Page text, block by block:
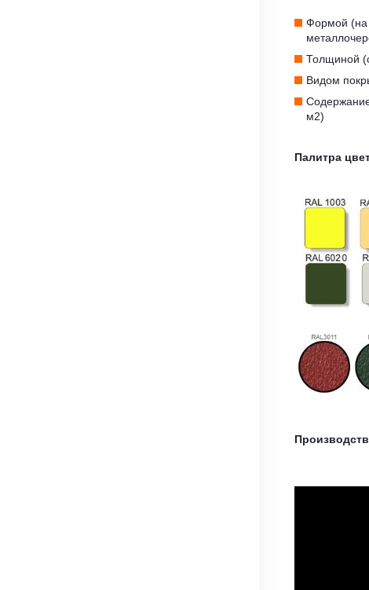
Формой (на
Толщиной
Видом
м2)
Палитра